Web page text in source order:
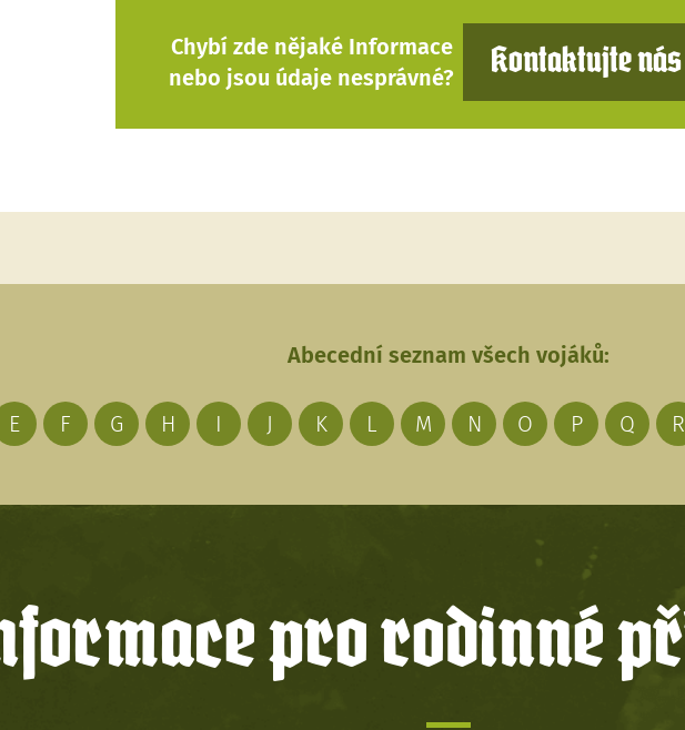
Chybí zde nějaké Informace
nebo jsou údaje nesprávné?
Kontaktujte nás
Abecední seznam všech vojáků:
E F G H I J K L M N O P Q R
pro rodinné